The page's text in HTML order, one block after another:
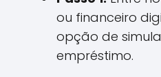
ou financeiro
opção de
empréstimo.